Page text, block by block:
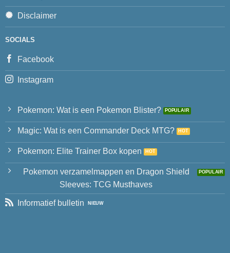
Disclaimer
SOCIALS
Facebook
Instagram
Pokemon: Wat is een Pokemon Blister?
Magic: Wat is een Commander Deck MTG?
Pokemon: Elite Trainer Box kopen
Pokemon verzamelmappen en Dragon Shield
Sleeves: TCG Musthaves
Informatief bulletin